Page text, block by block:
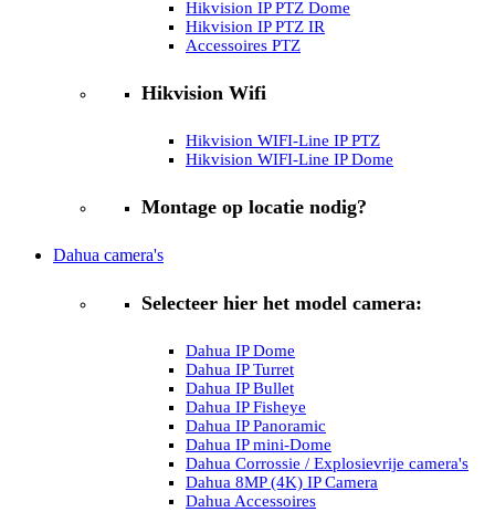
Hikvision IP PTZ Dome
Hikvision IP PTZ IR
Accessoires PTZ
Hikvision Wifi
Hikvision WIFI-Line IP PTZ
Hikvision WIFI-Line IP Dome
Montage op locatie nodig?
Dahua camera's
Selecteer hier het model camera:
Dahua IP Dome
Dahua IP Turret
Dahua IP Bullet
Dahua IP Fisheye
Dahua IP Panoramic
Dahua IP mini-Dome
Dahua Corrossie / Explosievrije camera's
Dahua 8MP (4K) IP Camera
Dahua Accessoires